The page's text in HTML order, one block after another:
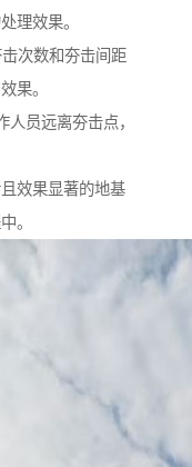
理效果。
次数和夯击间距
果。
员远离夯击点，
效果显著的地基
。